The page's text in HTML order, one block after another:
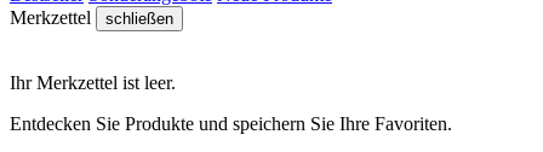
Merkzettel
schließen
Ihr Merkzettel ist leer.
Entdecken Sie Produkte und speichern Sie Ihre Favoriten.